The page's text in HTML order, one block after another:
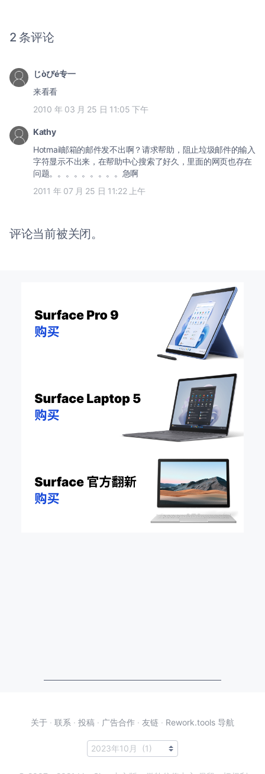
2 条评论
じòぴé专一
来看看
2010 年 03 月 25 日 11:05 下午
Kathy
Hotmail邮箱的邮件发不出啊？请求帮助，阻止垃圾邮件的输入
字符显示不出来，在帮助中心搜索了好久，里面的网页也存在
问题。。。。。。。。。急啊
2011 年 07 月 25 日 11:22 上午
评论当前被关闭。
关于 · 联系 · 投稿 · 广告合作 · 友链 · Rework.tools 导航